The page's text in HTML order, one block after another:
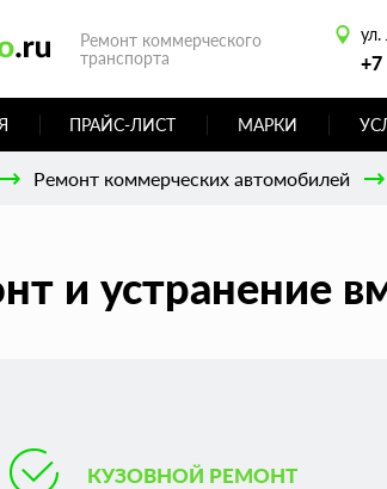
Ремонт коммерческого
транспорта
ул.
+7
ПРАЙС-ЛИСТ МАРКИ
Ремонт коммерческих автомобилей
и устранение
КУЗОВНОЙ РЕМОНТ